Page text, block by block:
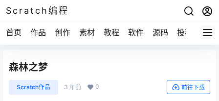
Scratch编程
首页 作品 创作 素材 教程 软件 源码 投稿 关于
森林之梦
Scratch作品 3 年前 0 前往下载